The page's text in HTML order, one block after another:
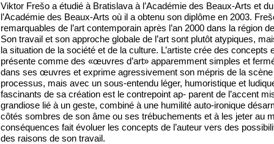
Viktor Frešo a étudié à Bratislava à l’Académie des Beaux-Arts et
l’Académie des Beaux-Arts où il a obtenu son diplôme en 2003.
remarquables de l’art contemporain après l’an 2000 dans la région
Son travail et son approche globale de l’art sont plutôt atypiques,
la situation de la société et de la culture. L’artiste crée des concepts
présente comme des «œuvres d’art» apparemment simples et
dans ses œuvres et exprime agressivement son mépris de la
processus, mais avec un sous-entendu léger, humoristique et
fascinants de sa création est le contrepoint ap- parent de l’accent
grandiose lié à un geste, combiné à une humilité auto-ironique
côtés sombres de son âme ou ses trébuchements et à les jeter au
conséquences fait évoluer les concepts de l’auteur vers des
des raisons de son travail.